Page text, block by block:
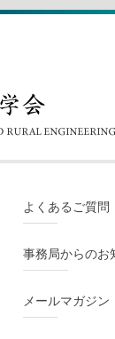
よくあるご質問
事務局からのお
メールマガジン